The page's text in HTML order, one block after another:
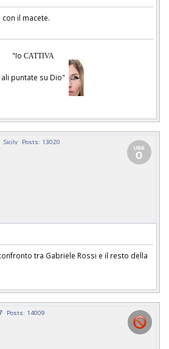
il macete.
"Io CATTIVA
ali puntate su Dio"
Sicily Posts: 13020
tra Gabriele Rossi e il resto della
Posts: 14009